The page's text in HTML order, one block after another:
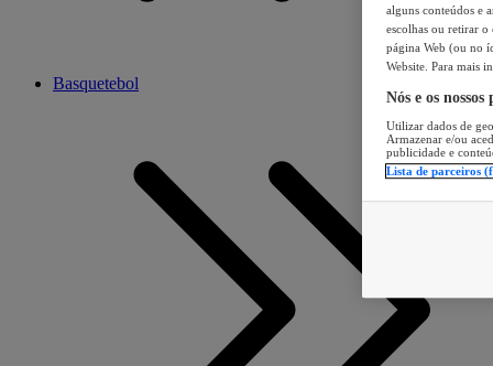
Basquetebol
alguns conteúdos e
escolhas ou retirar
página Web (ou no
Website. Para mais
Nós e os
Utilizar dados de
Armazenar e/ou
publicidade e
Lista de parceiros